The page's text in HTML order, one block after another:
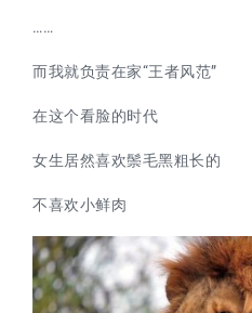
……
而我就负责在家“王者风范”
在这个看脸的时代
女生居然喜欢鬃毛黑粗长的
不喜欢小鲜肉